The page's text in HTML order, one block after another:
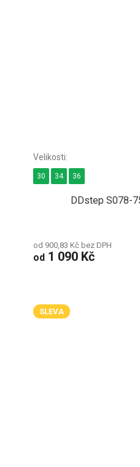
DDstep S078-
od 900,83 Kč bez DPH
od 1 090 Kč
30 34 36
SLEVA